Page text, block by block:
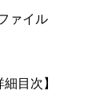
ァイル
目次】